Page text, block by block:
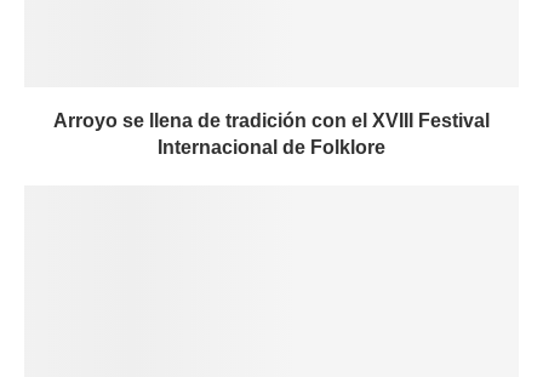
Arroyo se llena de tradición con el XVIII Festival
Internacional de Folklore